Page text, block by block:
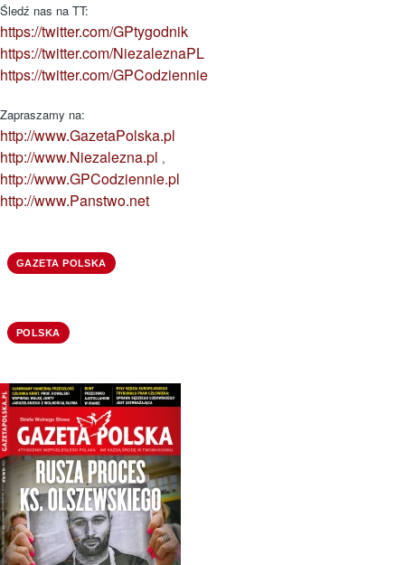
Śledź nas na TT:
https://twitter.com/GPtygodnik
https://twitter.com/NiezaleznaPL
https://twitter.com/GPCodziennie
Zapraszamy na:
http://www.GazetaPolska.pl
http://www.Niezalezna.pl ,
http://www.GPCodziennie.pl
http://www.Panstwo.net
GAZETA POLSKA
POLSKA